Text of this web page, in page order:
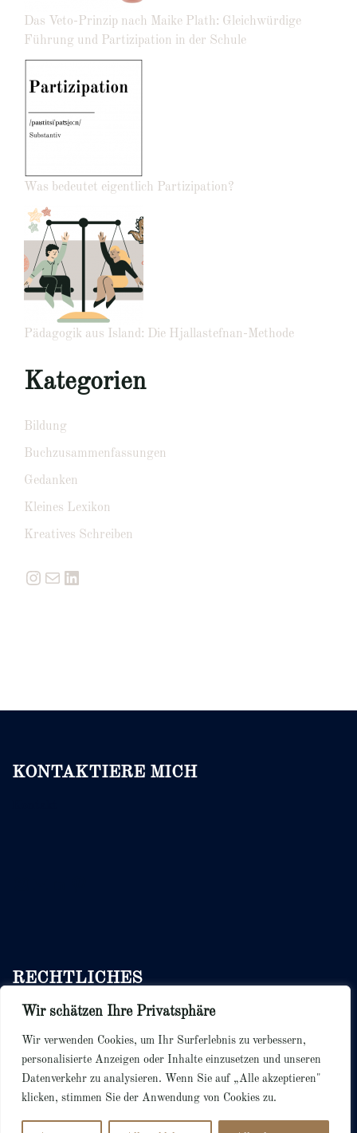
Wir schätzen Ihre Privatsphäre
Wir verwenden Cookies, um Ihr Surferlebnis zu verbessern,
personalisierte Anzeigen oder Inhalte einzusetzen und unseren
Datenverkehr zu analysieren. Wenn Sie auf „Alle akzeptieren"
klicken, stimmen Sie der Anwendung von Cookies zu.
Das Veto-Prinzip nach Maike Plath: Gleichwürdige
Führung und Partizipation in der Schule
Was bedeutet eigentlich Partizipation?
Pädagogik aus Island: Die Hjallastefnan-Methode
Kategorien
Bildung
Buchzusammenfassungen
Gedanken
Kleines Lexikon
Kreatives Schreiben
Instagram
E-MailLinkedIn
KONTAKTIERE MICH
RECHTLICHES
Bedingungen & Konditionen